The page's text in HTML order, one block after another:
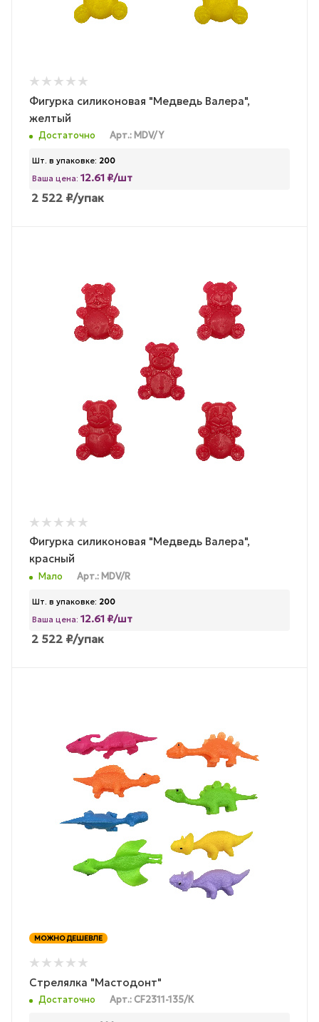
Фигурка силиконовая "Медведь Валера",
желтый
Достаточно Арт.: MDV/Y
Шт. в упаковке: 200
Ваша цена: 12.61 ₽/шт
2 522 ₽/упак
Фигурка силиконовая "Медведь Валера",
красный
Мало Арт.: MDV/R
Шт. в упаковке: 200
Ваша цена: 12.61 ₽/шт
2 522 ₽/упак
МОЖНО ДЕШЕВЛЕ
Стрелялка "Мастодонт"
Достаточно Арт.: CF2311-135/К